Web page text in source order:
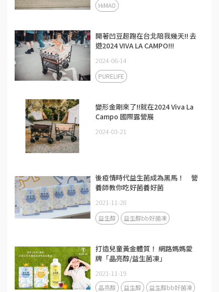
HiMAO
開著凹豆超跑在台北陪我幾天!! 去
遊2024 VIVA LA CAMPO!!!
2024-06-14
PURELIFE
變形金剛來了!!就在2024 Viva La
Campo 國際露營展
2024-03-21
後疫情時代益生菌成為黑馬！ 營
養師教你吃好菌養好菌
2021-11-28
益生醇 益生醇bb好菌凍
打造兒童黃金體質！ 網路媽媽愛
牌「晶亮醇/益生菌凍」
2021-11-19
晶亮醇 益生醇
益生醇bb好菌凍